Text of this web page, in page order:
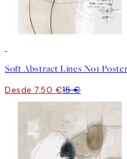
Soft Abstract Lines No1
Desde 7,50 €15 €